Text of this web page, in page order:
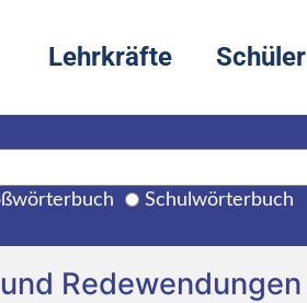
Lehrkräfte
Schulwörterbuch